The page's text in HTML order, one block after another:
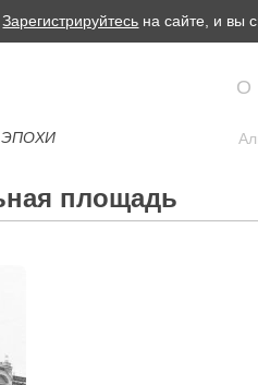
Зарегистрируйтесь на сайте, и вы
О
площадь